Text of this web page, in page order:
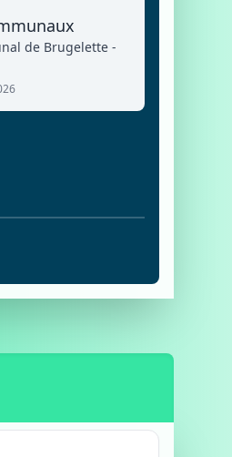
de Brugelette -